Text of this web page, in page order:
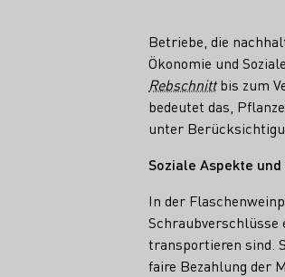
Betriebe, die
Ökonomie und
Rebschnittbis zum
bedeutet das,
unter
Soziale Aspekte
In der
Schraubverschlüsse
transportieren sind.
faire Bezahlung der